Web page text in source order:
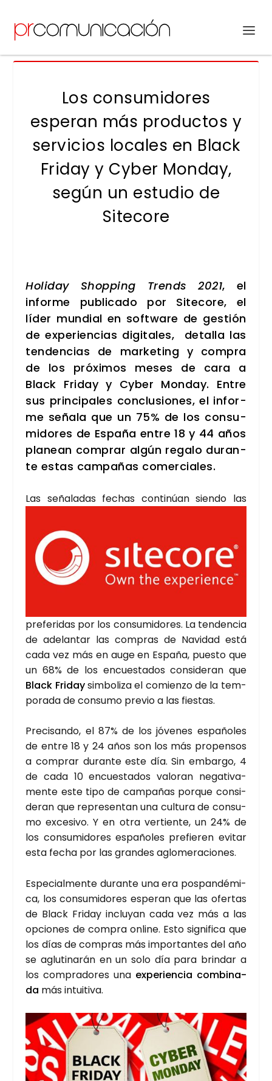
Los consumidores
esperan más productos y
servicios locales en Black
Friday y Cyber Monday,
según un estudio de
Sitecore
Holi­day Shop­ping Trends 2021, el
infor­me publi­ca­do por Site­co­re, el
líder mun­dial en soft­wa­re de ges­tión
de expe­rien­cias digi­ta­les, deta­lla las
ten­den­cias de mar­ke­ting y com­pra
de los pró­xi­mos meses de cara a
Black Fri­day y Cyber Mon­day. Entre
sus prin­ci­pa­les con­clu­sio­nes, el infor­
me seña­la que un 75% de los con­su­
mi­do­res de Espa­ña entre 18 y 44 años
pla­nean com­prar algún rega­lo duran­
te estas cam­pa­ñas comer­cia­les.
Las seña­la­das fechas con­ti­núan sien­do las
pre­fe­ri­das por los con­su­mi­do­res. La ten­den­cia
de ade­lan­tar las com­pras de Navi­dad está
cada vez más en auge en Espa­ña, pues­to que
un 68% de los encues­ta­dos con­si­de­ran que
Black Fri­daysim­bo­li­za el comien­zo de la tem­
po­ra­da de con­su­mo pre­vio a las fies­tas.
Pre­ci­san­do, el 87% de los jóve­nes espa­ño­les
de entre 18 y 24 años son los más pro­pen­sos
a com­prar duran­te este día. Sin embar­go, 4
de cada 10 encues­ta­dos valo­ran nega­ti­va­
men­te este tipo de cam­pa­ñas por­que con­si­
de­ran que repre­sen­tan una cul­tu­ra de con­su­
mo exce­si­vo. Y en otra ver­tien­te, un 24% de
los con­su­mi­do­res espa­ño­les pre­fie­ren evi­tar
esta fecha por las gran­des aglo­me­ra­cio­nes.
Espe­cial­men­te duran­te una era pos­pan­dé­mi­
ca, los con­su­mi­do­res espe­ran que las ofer­tas
de Black Fri­day inclu­yan cada vez más a las
opcio­nes de com­pra onli­ne. Esto sig­ni­fi­ca que
los días de com­pras más impor­tan­tes del año
se aglu­ti­na­rán en un solo día para brin­dar a
los com­pra­do­res una expe­rien­cia com­bi­na­
da más intui­ti­va.